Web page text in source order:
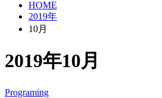
HOME
2019年
10月
2019年10月
Programing